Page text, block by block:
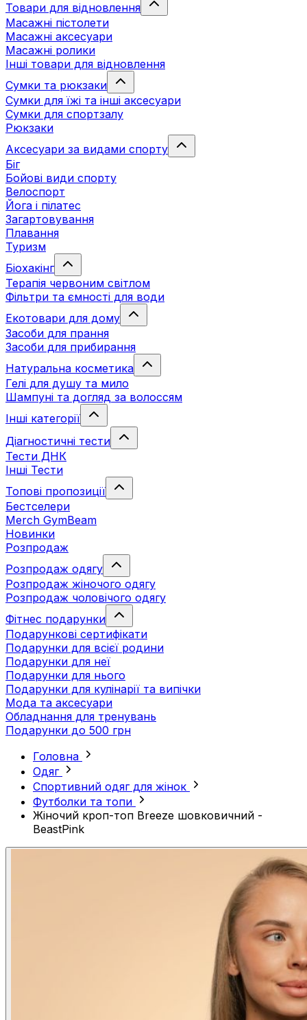
Товари для відновлення
Масажні пістолети
Масажні аксесуари
Масажні ролики
Інші товари для відновлення
Сумки та рюкзаки
Сумки для їжі та інші аксесуари
Сумки для спортзалу
Рюкзаки
Аксесуари за видами спорту
Біг
Бойові види спорту
Велоспорт
Йога і пілатес
Загартовування
Плавання
Туризм
Біохакінг
Терапія червоним світлом
Фільтри та ємності для води
Екотовари для дому
Засоби для прання
Засоби для прибирання
Натуральна косметика
Гелі для душу та мило
Шампуні та догляд за волоссям
Інші категорії
Діагностичні тести
Тести ДНК
Інші Тести
Топові пропозиції
Бестселери
Merch GymBeam
Новинки
Розпродаж
Розпродаж одягу
Розпродаж жіночого одягу
Розпродаж чоловічого одягу
Фітнес подарунки
Подарункові сертифікати
Подарунки для всієї родини
Подарунки для неї
Подарунки для нього
Подарунки для кулінарії та випічки
Мода та аксесуари
Обладнання для тренувань
Подарунки до 500 грн
Головна
Одяг
Спортивний одяг для жінок
Футболки та топи
Жіночий кроп-топ Breeze шовковичний -
BeastPink